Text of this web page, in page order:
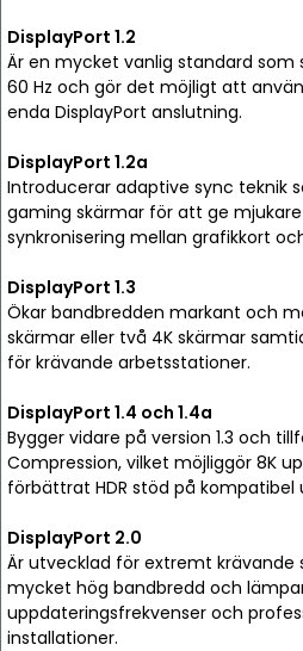
DisplayPort 1.2
Är en mycket vanlig standard som
60 Hz och gör det möjligt att
enda DisplayPort anslutning.
DisplayPort 1.2a
Introducerar adaptive sync teknik
gaming skärmar för att ge
synkronisering mellan grafikkort
DisplayPort 1.3
Ökar bandbredden markant och
skärmar eller två 4K skärmar
för krävande arbetsstationer.
DisplayPort 1.4 och 1.4a
Bygger vidare på version 1.3 och
Compression, vilket möjliggör 8K
förbättrat HDR stöd på kompatibel
DisplayPort 2.0
Är utvecklad för extremt krävande
mycket hög bandbredd och
uppdateringsfrekvenser och
installationer.